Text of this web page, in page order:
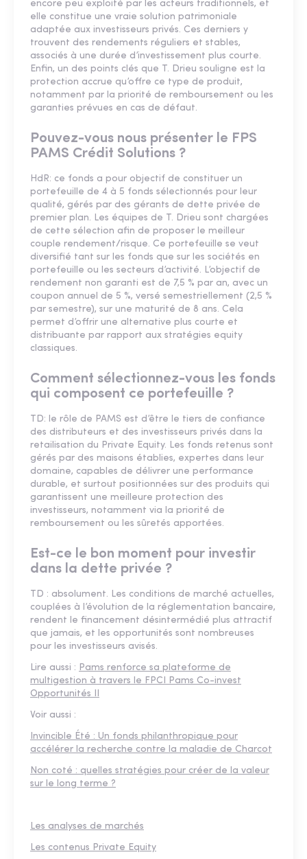
encore peu exploité par les acteurs traditionnels, et
elle constitue une vraie solution patrimoniale
adaptée aux investisseurs privés. Ces derniers y
trouvent des rendements réguliers et stables,
associés à une durée d’investissement plus courte.
Enfin, un des points clés que T. Drieu souligne est la
protection accrue qu’offre ce type de produit,
notamment par la priorité de remboursement ou les
garanties prévues en cas de défaut.
Pouvez-vous nous présenter le FPS
PAMS Crédit Solutions ?
HdR: ce fonds a pour objectif de constituer un
portefeuille de 4 à 5 fonds sélectionnés pour leur
qualité, gérés par des gérants de dette privée de
premier plan. Les équipes de T. Drieu sont chargées
de cette sélection afin de proposer le meilleur
couple rendement/risque. Ce portefeuille se veut
diversifié tant sur les fonds que sur les sociétés en
portefeuille ou les secteurs d’activité. L’objectif de
rendement non garanti est de 7,5 % par an, avec un
coupon annuel de 5 %, versé semestriellement (2,5 %
par semestre), sur une maturité de 8 ans. Cela
permet d’offrir une alternative plus courte et
distribuante par rapport aux stratégies equity
classiques.
Comment sélectionnez-vous les fonds
qui composent ce portefeuille ?
TD: le rôle de PAMS est d’être le tiers de confiance
des distributeurs et des investisseurs privés dans la
retailisation du Private Equity. Les fonds retenus sont
gérés par des maisons établies, expertes dans leur
domaine, capables de délivrer une performance
durable, et surtout positionnées sur des produits qui
garantissent une meilleure protection des
investisseurs, notamment via la priorité de
remboursement ou les sûretés apportées.
Est-ce le bon moment pour investir
dans la dette privée ?
TD : absolument. Les conditions de marché actuelles,
couplées à l’évolution de la réglementation bancaire,
rendent le financement désintermédié plus attractif
que jamais, et les opportunités sont nombreuses
pour les investisseurs avisés.
Lire aussi : Pams renforce sa plateforme de
multigestion à travers le FPCI Pams Co-invest
Opportunités II
Voir aussi :
Invincible Été : Un fonds philanthropique pour
accélérer la recherche contre la maladie de Charcot
Non coté : quelles stratégies pour créer de la valeur
sur le long terme ?
Les analyses de marchés
Les contenus Private Equity